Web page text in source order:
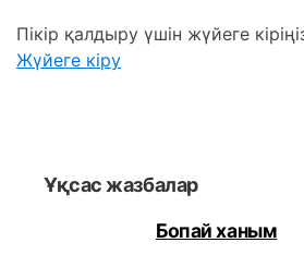
Пікір қалдыру үшін жүйеге
Жүйеге кіру
Ұқсас жазбалар
Бопай ханым